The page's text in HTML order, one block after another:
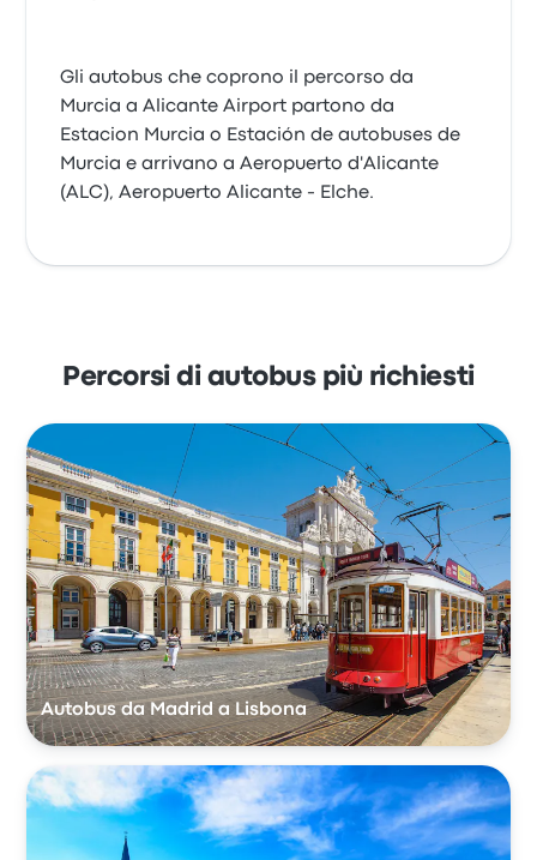
Gli autobus che coprono il percorso da
Murcia a Alicante Airport partono da
Estacion Murcia o Estación de autobuses de
Murcia e arrivano a Aeropuerto d'Alicante
(ALC), Aeropuerto Alicante - Elche.
Percorsi di autobus più richiesti
Autobus da Madrid a Lisbona